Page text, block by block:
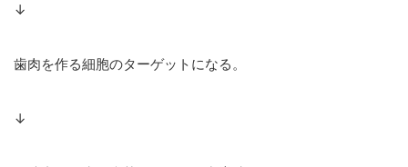
↓
歯肉を作る細胞のターゲットになる。
↓